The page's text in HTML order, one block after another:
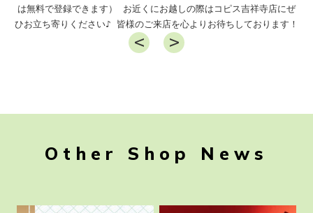
は無料で登録できます）
お近くにお越しの際はコピス吉祥寺店にぜ
ひお立ち寄りください♪
皆様のご来店を心よりお待ちしております！
Other Shop News